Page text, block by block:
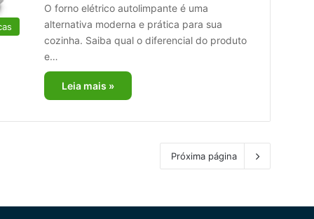
O forno elétrico autolimpante é uma
alternativa moderna e prática para sua
cozinha. Saiba qual o diferencial do produto
e…
Leia mais »
Próxima página